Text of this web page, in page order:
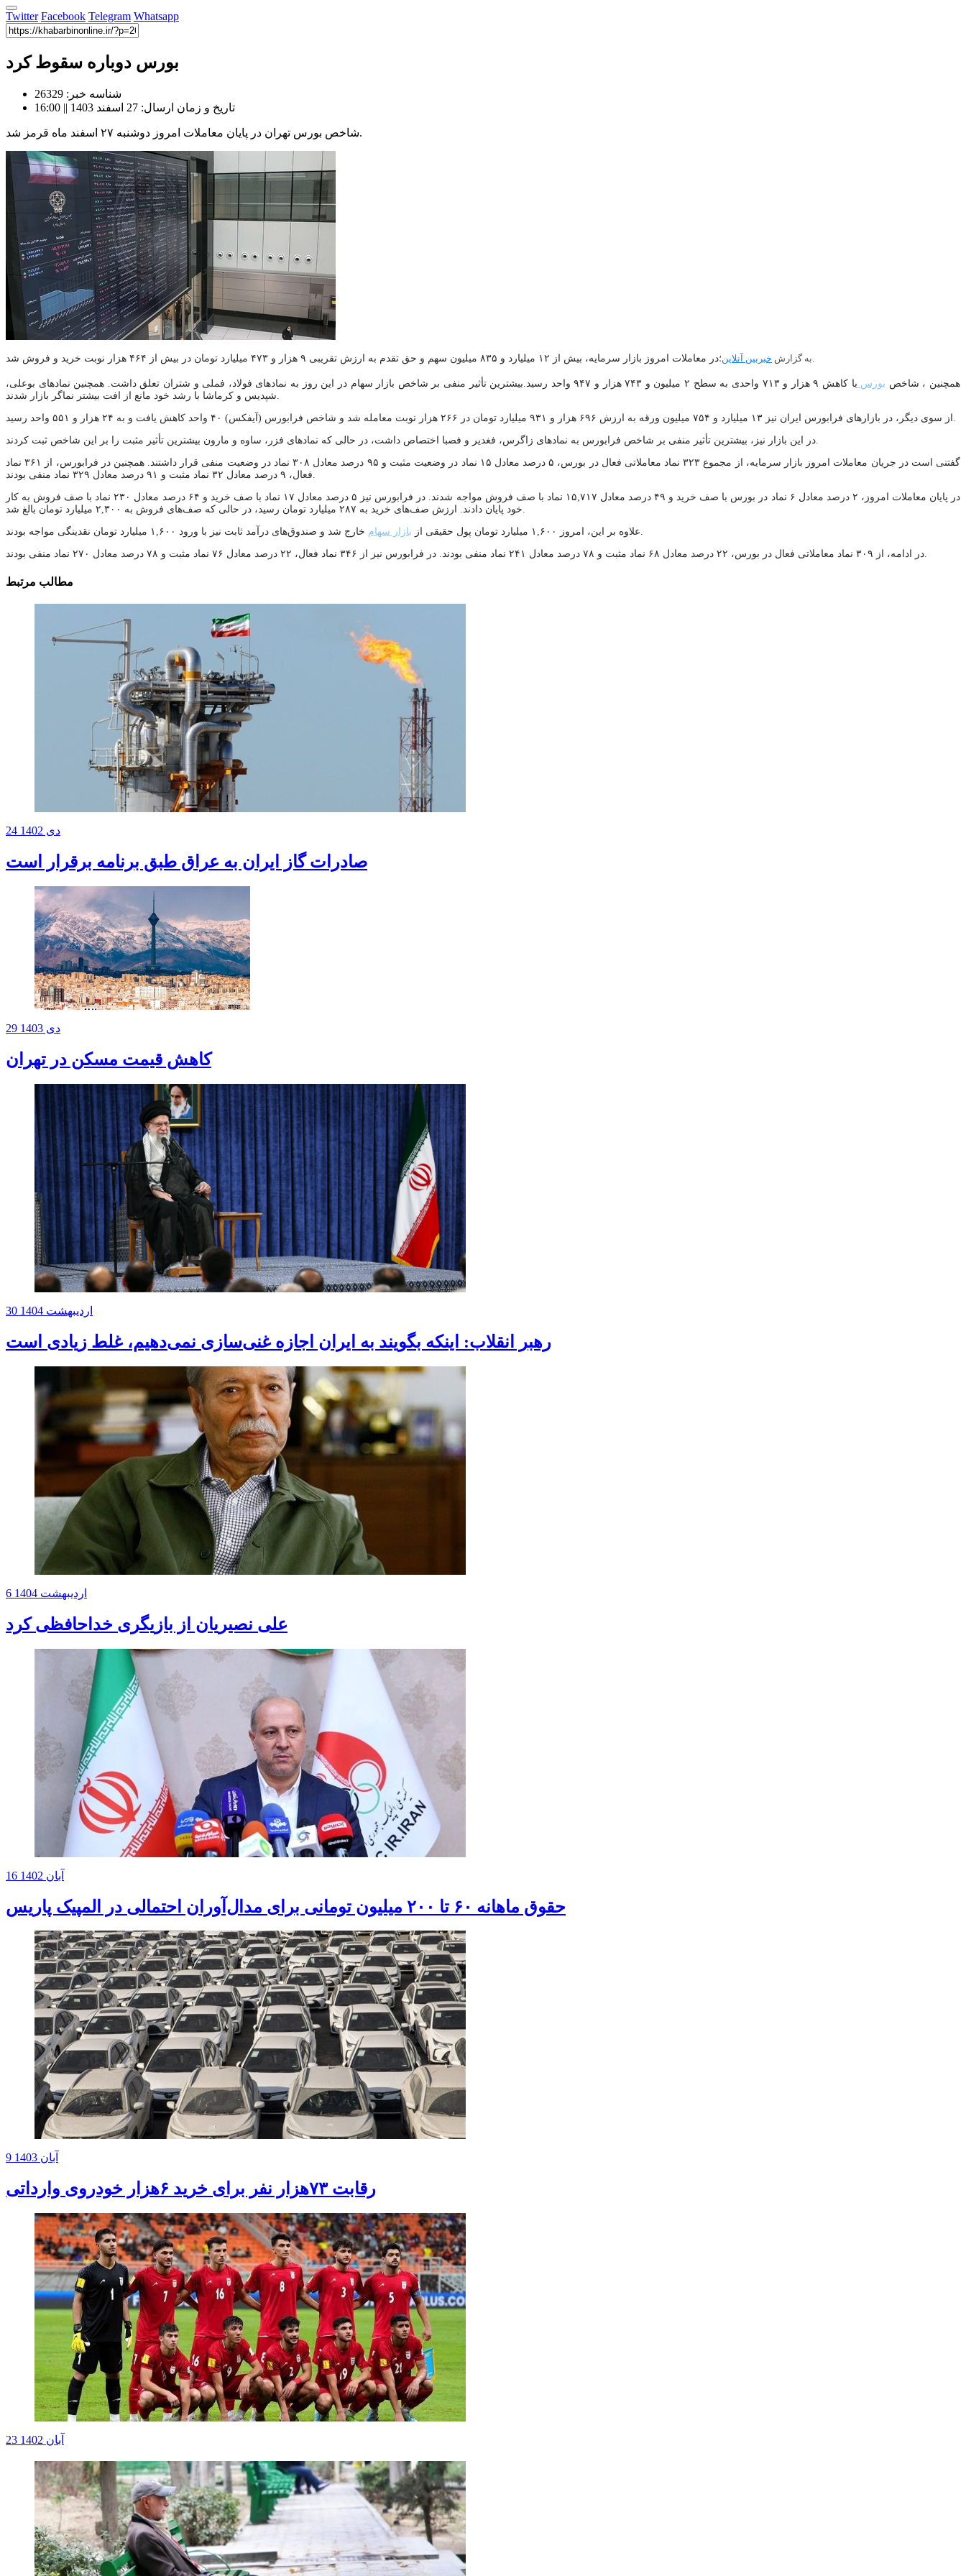
Twitter Facebook Telegram Whatsapp
بورس دوباره سقوط کرد
شناسه خبر: 26329
تاریخ و زمان ارسال: 27 اسفند 1403 || 16:00
شاخص بورس تهران در پایان معاملات امروز دوشنبه ۲۷ اسفند ماه قرمز شد.
به گزارش خبربین آنلاین؛
همچنین ، شاخص بورس
با کاهش ۹ هزار و ۷۱۳ واحدی به سطح ۲ میلیون و ۷۴۳ هزار و ۹۴۷ واحد رسید.بیشترین تأثیر منفی بر شاخص بازار سهام در این روز به نمادهای فولاد، فملی و شتران تعلق داشت. همچنین نمادهای بوعلی،
گفتنی است در جریان معاملات امروز بازار سرمایه، از مجموع ۳۲۳ نماد معاملاتی فعال در بورس، ۵ درصد معادل ۱۵ نماد در وضعیت مثبت و ۹۵ درصد معادل ۳۰۸ نماد در وضعیت منفی قرار داشتند. همچنین در فرابورس، از ۳۶۱ نماد
در پایان معاملات امروز، ۲ درصد معادل ۶ نماد در بورس با صف خرید و ۴۹ درصد معادل ۱۵,۷۱۷ نماد با صف فروش مواجه شدند. در فرابورس نیز ۵ درصد معادل ۱۷ نماد با صف خرید و ۶۴ درصد معادل ۲۳۰ نماد با صف فروش به کار
علاوه بر این، امروز ۱,۶۰۰ میلیارد تومان پول حقیقی از بازار سهام
مطالب مرتبط
24 دی 1402
صادرات گاز ایران به عراق طبق برنامه برقرار است
29 دی 1403
کاهش قیمت مسکن در تهران
30 اردیبهشت 1404
رهبر انقلاب: اینکه بگویند به ایران اجازه غنی‌سازی نمی‌دهیم، غلط زیادی است
6 اردیبهشت 1404
علی نصیریان از بازیگری خداحافظی کرد
16 آبان 1402
حقوق ماهانه ۶۰ تا ۲۰۰ میلیون تومانی برای مدال‌آوران احتمالی در المپیک پاریس
9 آبان 1403
رقابت ۷۳هزار نفر برای خرید ۶هزار خودروی وارداتی
23 آبان 1402